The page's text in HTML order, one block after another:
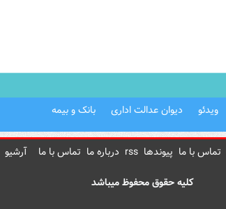
ویدئو دیوان عدالت اداری بانک و بیمه
تماس با ما پیوندها rss درباره ما تماس با ما
آرشیو
کلیه حقوق محفوظ میباشد